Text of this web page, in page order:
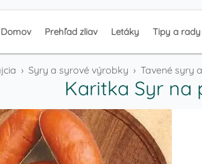
Domov Prehľad zliav Letáky Tipy a rady
› Syry a syrové výrobky › Tavené syry
Karitka Syr na